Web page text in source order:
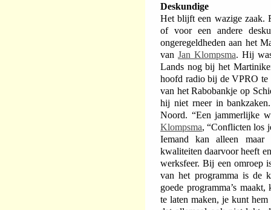
Deskundige
Het blijft een wazige zaak.
of voor een andere
ongeregeldheden aan het
van Jan Klompsma. Hij
Lands nog bij het
hoofd radio bij de VPRO te
van het Rabobankje op
hij niet rneer in
Noord. “Een jammerlijke
Klompsma, “Conflicten los
Iemand kan alleen
kwaliteiten daarvoor heeft
werksfeer. Bij een omroep
van het programma is de
goede programma’s
te laten maken, je kunt